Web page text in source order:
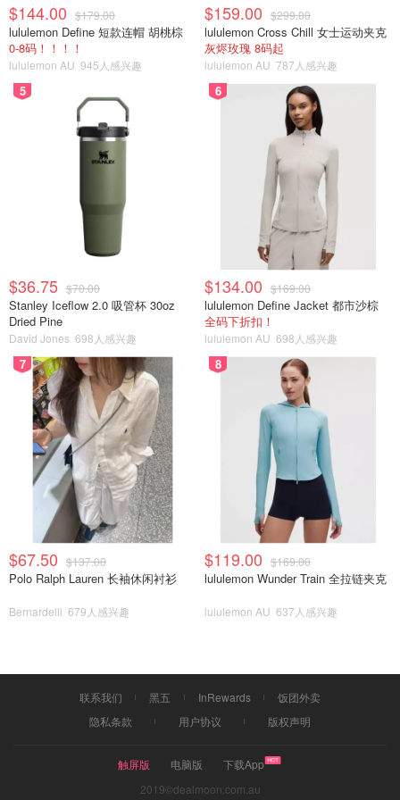
鸡腿肉买回来是家属处理腌制的，看了下大概就是将肉洗干
净，加入酱油，盐，蘑菇精，十三香等，由于刚回纽约，家
里的调味料备的不是很全，大家味道自酌！我们大概腌制半
小时左右，当然时间可以自己定腌制多久，越久越入味！
然后就要献出空气炸锅，先预热5分钟，然后把肉放入内
胆，最好平铺，由于是第一次弄，又是鸡腿跟翅中一起，鸡
腿🍗超级大个满过了，量没把握好，下次就会注意了😄😄然
后我们是按上面牛排还是羊排的温度400，烤18分钟，然后
拿出来翻面，在烤个10分钟左右，香喷喷的就出锅了，家属
下，第一次尝试烤的时间不是特别准确，感觉可以在多烤一
其他小家电
$144.00 $179.00
lululemon Define 短款连帽 胡桃棕
0-8码！！！！
lululemon AU 945人感兴趣
$159.00 $299.00
lululemon Cross Chill 女士运动夹克
灰烬玫瑰 8码起
lululemon AU 787人感兴趣
5
$36.75 $70.00
Stanley Iceflow 2.0 吸管杯 30oz
Dried Pine
David Jones 698人感兴趣
6
$134.00 $169.00
lululemon Define Jacket 都市沙棕
全码下折扣！
lululemon AU 698人感兴趣
7
$67.50 $137.00
Polo Ralph Lauren 长袖休闲衬衫
Bernardelli 679人感兴趣
8
$119.00 $169.00
lululemon Wunder Train 全拉链夹克
lululemon AU 637人感兴趣
联系我们 黑五 InRewards
饭团外卖
隐私条款
用户协议 版权声明
触屏版 电脑版
下载App
2019©dealmoon.com.au